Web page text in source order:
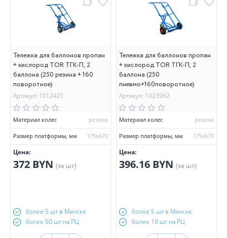
Тележка для баллонов пропан
+ кислород TOR ТГК-П, 2
баллона (250 резина + 160
поворотное)
Артикул: 1012421
Материал колес резина
Размер платформы, мм 175х670
Цена:
372 BYN (за шт)
более 5 шт в Минске
более 50 шт на РЦ
Тележка для баллонов пропан
+ кислород TOR ТГК-П, 2
баллона (250
пневмо+160поворотное)
Артикул: 1023962
Материал колес резина
Размер платформы, мм 175х670
Цена:
396.16 BYN (за шт)
более 5 шт в Минске
более 10 шт на РЦ